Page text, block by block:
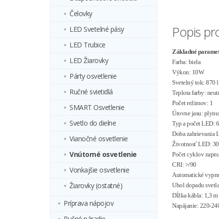
Čelovky
LED Svetelné pásy
LED Trubice
LED Žiarovky
Párty osvetlenie
Ručné svietidlá
SMART Osvetlenie
Svetlo do dielne
Vianočné osvetlenie
Vnútorné osvetlenie
Vonkajšie osvetlenie
Žiarovky (ostatné)
Príprava nápojov
Popis
Základné
Farba: biela
Výkon: 10W
Svetelný tok: 870
Teplota farby:
Počet režimov: 1
Úrovne jasu:
Typ a počet LED:
Doba zahrievania
Životnosť LED:
Počet cyklov
CRI: >/90
Automatické
Uhol dopadu
Dĺžka kábla: 1,3 m
Napájanie: 220-